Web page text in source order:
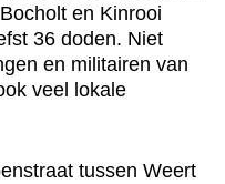
en Kinrooi
36 doden. Niet
en militairen van
veel lokale
tussen Weert